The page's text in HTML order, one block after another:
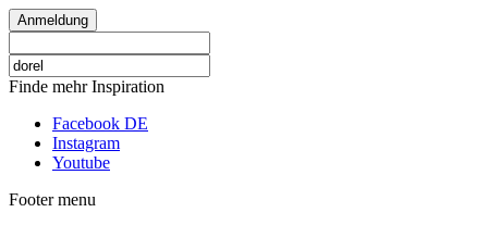
Anmeldung
Finde mehr Inspiration
Facebook DE
Instagram
Youtube
Footer menu